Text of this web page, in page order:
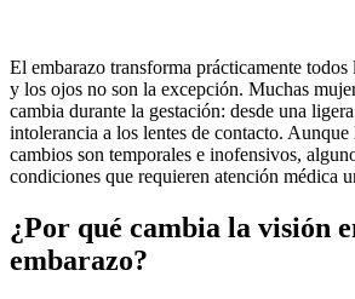
El embarazo transforma prácticamente todos
y los ojos no son la excepción. Muchas
cambia durante la gestación: desde una
intolerancia a los lentes de contacto. Aunque
cambios son temporales e inofensivos,
condiciones que requieren atención médica
¿Por qué cambia la visión
embarazo?